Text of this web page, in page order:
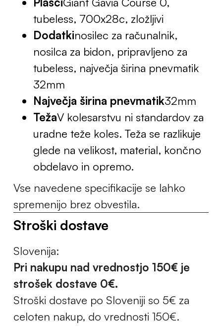
tubeless, 700x28c, zložljivi
Dodatkinosilec za računalnik,
nosilca za bidon, pripravljeno za
tubeless, največja širina pnevmatik
32mm
Največja širina pnevmatik32mm
TežaV kolesarstvu ni standardov za
uradne teže koles. Teža se razlikuje
glede na velikost, material, končno
obdelavo in opremo.
Vse navedene specifikacije se lahko
spremenijo brez obvestila.
Stroški dostave
Slovenija:
Pri nakupu nad vrednostjo 150€ je
strošek dostave 0€.
Stroški dostave po Sloveniji so 5€ za
celoten nakup, do vrednosti 150€.